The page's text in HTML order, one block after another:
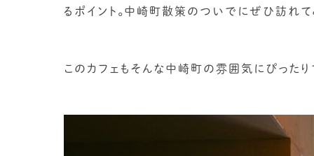
るポイント。中崎町散策のついでにぜひ訪れて
このカフェもそんな中崎町の雰囲気にぴった